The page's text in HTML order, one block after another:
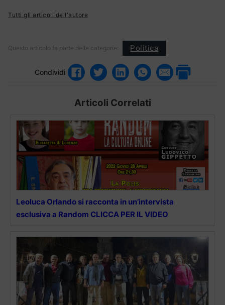
Tutti gli articoli dell'autore
Questo articolo fa parte delle categorie: Politica
Condividi
Articoli Correlati
Leoluca Orlando si racconta in un’intervista
esclusiva a Random CLICCA PER IL VIDEO